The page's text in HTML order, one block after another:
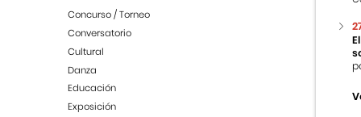
Concurso / Torneo
Conversatorio
Cultural
Danza
Educación
Exposición